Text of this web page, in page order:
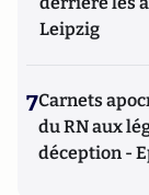
Leipzig
7Carnets
du RN aux
déception -